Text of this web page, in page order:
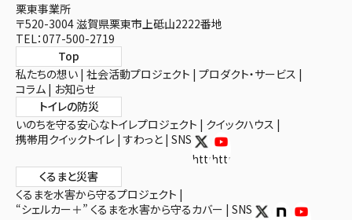
Top
私たちの想い 社会活動プロジェクト プロダクト・サービス
コラム
お知らせ
トイレの防災
いのちを守る安心なトイレプロジェクト
クイックハウス
携帯用クイックトイレ すわっと SNS
https://x.com/toiletex
https://
くるまと災害
くるまを水害から守るプロジェクト
“シェルカー＋” くるまを水害から守るカバー SNS
栗東事業所
〒520-3004 滋賀県栗東市上砥山2222番地
TEL：077-500-2719